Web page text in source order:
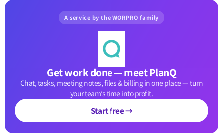
A service by the WORPRO family
Get work done — meet PlanQ
Chat, tasks, meeting notes, files & billing in one place — turn
your team’s time into profit.
Start free →